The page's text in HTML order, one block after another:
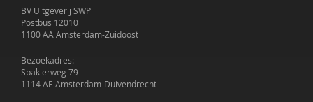
BV Uitgeverij SWP
Postbus 12010
1100 AA Amsterdam-Zuidoost
Bezoekadres:
Spaklerweg 79
1114 AE Amsterdam-Duivendrecht